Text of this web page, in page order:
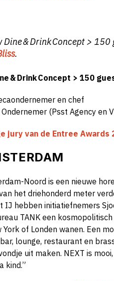
Dine & Drink Concept >
.
& Drink Concept > 150
en chef
(Psst Agency en
jury van de Entree Awards
Noord is een nieuwe
het driehonderd meter
IJ hebben initiatiefnemers
TANK een
of Londen wanen. Een
lounge, restaurant en
uit maken. NEXT is
kind.”